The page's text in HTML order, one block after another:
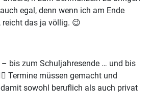
egal, denn wenn ich am Ende
reicht das ja völlig. 😉
– bis zum Schuljahresende … und bis
Termine müssen gemacht und
sowohl beruflich als auch privat